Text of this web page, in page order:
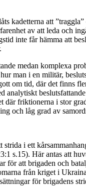
kadetterna att
av att leda och
inte får hämma att
medan komplexa
man i en militär,
om tid, där det finns
analytiskt
friktionerna i stor
och låg grad av
i ett
s.15). Här antas att
att brigaden och
från kriget i
för brigadens